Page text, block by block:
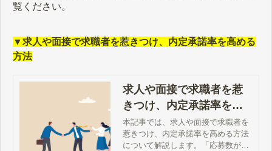
覧ください。
▼求人や面接で求職者を惹きつけ、内定承諾率を高める
方法
求人や面接で求職者を惹
きつけ、内定承諾率を高
める方法
本記事では、求人や面接で求職者を
惹きつけ、内定承諾率を高める方法
について解説します。「応募数が確